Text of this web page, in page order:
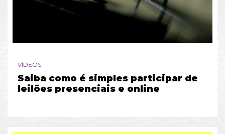
VÍDEOS
Saiba como é simples participar de
leilões presenciais e online